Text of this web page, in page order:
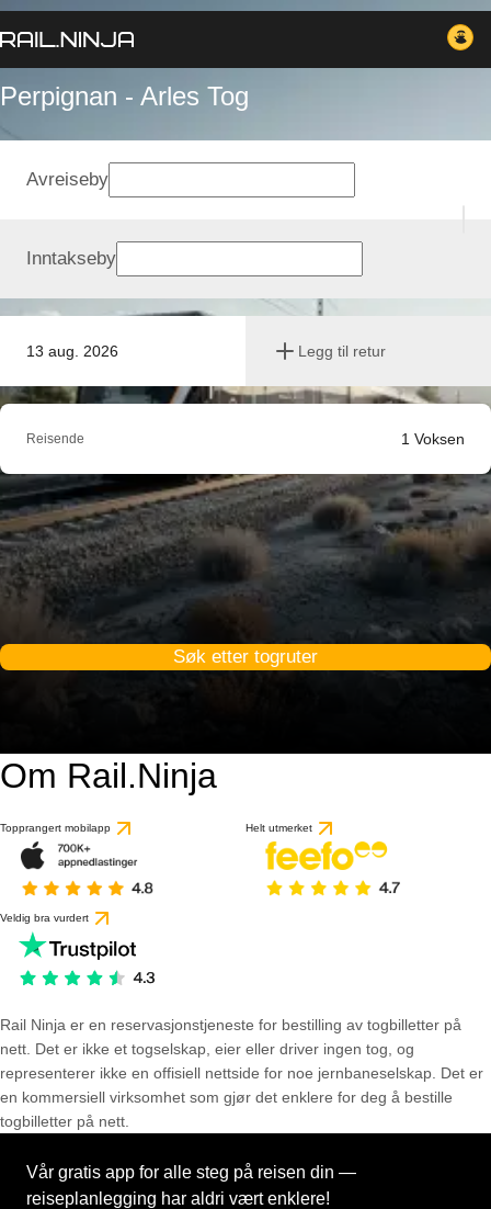
Perpignan - Arles Tog
13 aug. 2026 Legg til retur
Avreiseby
Inntakseby
Reisende 1 Voksen
Søk etter togruter
Om Rail.Ninja
Topprangert mobilapp Helt utmerket
Veldig bra vurdert
Rail Ninja er en reservasjons­tjeneste for bestilling av togbilletter på
nett. Det er ikke et togselskap, eier eller driver ingen tog, og
representerer ikke en offisiell nettside for noe jernbaneselskap. Det er
en kommersiell virksomhet som gjør det enklere for deg å bestille
togbilletter på nett.
Vår gratis app for alle steg på reisen din —
reiseplanlegging har aldri vært enklere!